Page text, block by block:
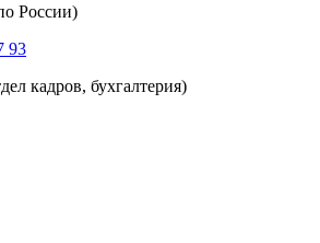
России)
93
кадров, бухгалтерия)